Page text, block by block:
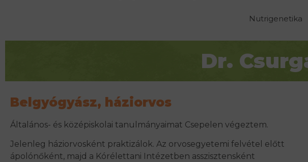
Nutrigenetika
Dr.
Belgyógyász, háziorvos
Általános- és középiskolai tanulmányaimat Csepelen végeztem.
Jelenleg háziorvosként praktizálok. Az orvosegyetemi felvétel előtt
ápolónőként, majd a Kórélettani Intézetben asszisztensként